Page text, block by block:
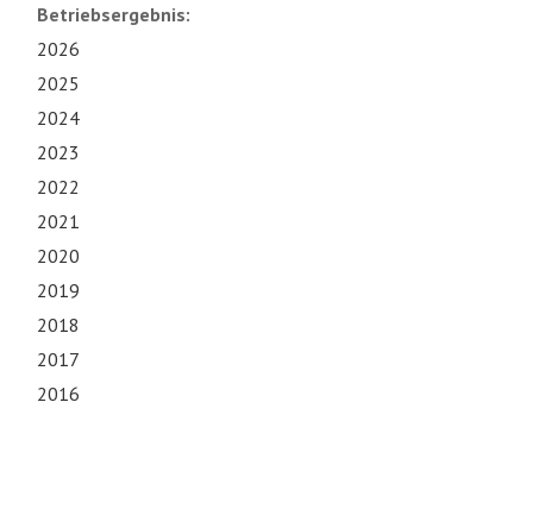
Betriebsergebnis:
2026
2025
2024
2023
2022
2021
2020
2019
2018
2017
2016